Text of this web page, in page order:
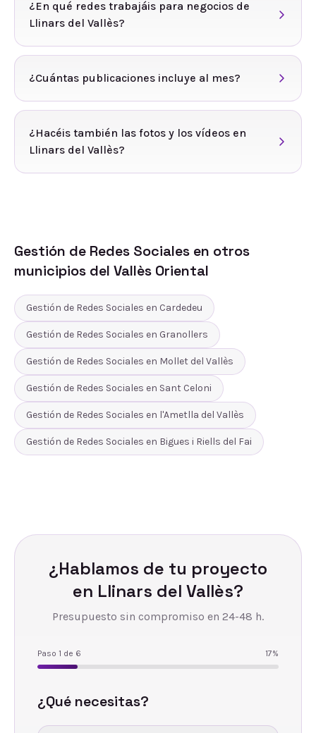
¿En qué redes trabajáis para negocios de
Llinars del Vallès?
¿Cuántas publicaciones incluye al mes?
¿Hacéis también las fotos y los vídeos en
Llinars del Vallès?
Gestión de Redes Sociales en otros
municipios del Vallès Oriental
Gestión de Redes Sociales en Cardedeu
Gestión de Redes Sociales en Granollers
Gestión de Redes Sociales en Mollet del Vallès
Gestión de Redes Sociales en Sant Celoni
Gestión de Redes Sociales en l'Ametlla del Vallès
Gestión de Redes Sociales en Bigues i Riells del Fai
¿Hablamos de tu proyecto
en Llinars del Vallès?
Presupuesto sin compromiso en 24-48 h.
Paso 1 de 6 17%
¿Qué necesitas?